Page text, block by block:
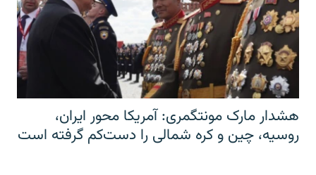
هشدار مارک مونتگمری: آمریکا محور ایران،
روسیه، چین و کره شمالی را دست‌کم گرفته است